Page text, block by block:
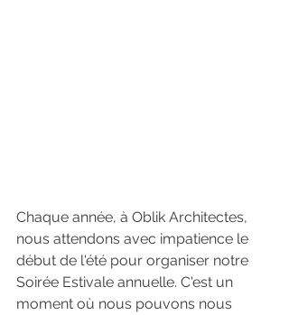
Chaque année, à Oblik Architectes,
nous attendons avec impatience le
début de l'été pour organiser notre
Soirée Estivale annuelle. C'est un
moment où nous pouvons nous